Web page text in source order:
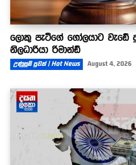
ලොකු පැටීගේ ගෝලයාට
නිලධාරියා රිමාන්ඩ්
උණුසුම් පුවත් | Hot News August 4, 2026